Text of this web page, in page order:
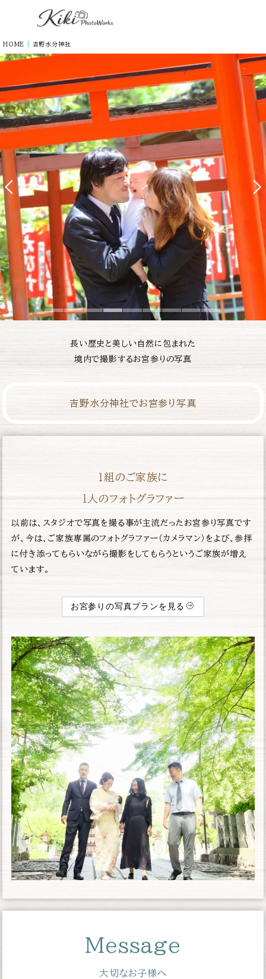
HOME 吉野水分神社
長い歴史と美しい自然に包まれた
境内で撮影するお宮参りの写真
吉野水分神社でお宮参り写真
１組のご家族に
１人のフォトグラファー
以前は、スタジオで写真を撮る事が主流だったお宮参り写真です
が、今は、ご家族専属のフォトグラファー（カメラマン）をよび、参拝
に付き添ってもらいながら撮影をしてもらうというご家族が増え
ています。
お宮参りの写真プランを見る
Message
大切なお子様へ